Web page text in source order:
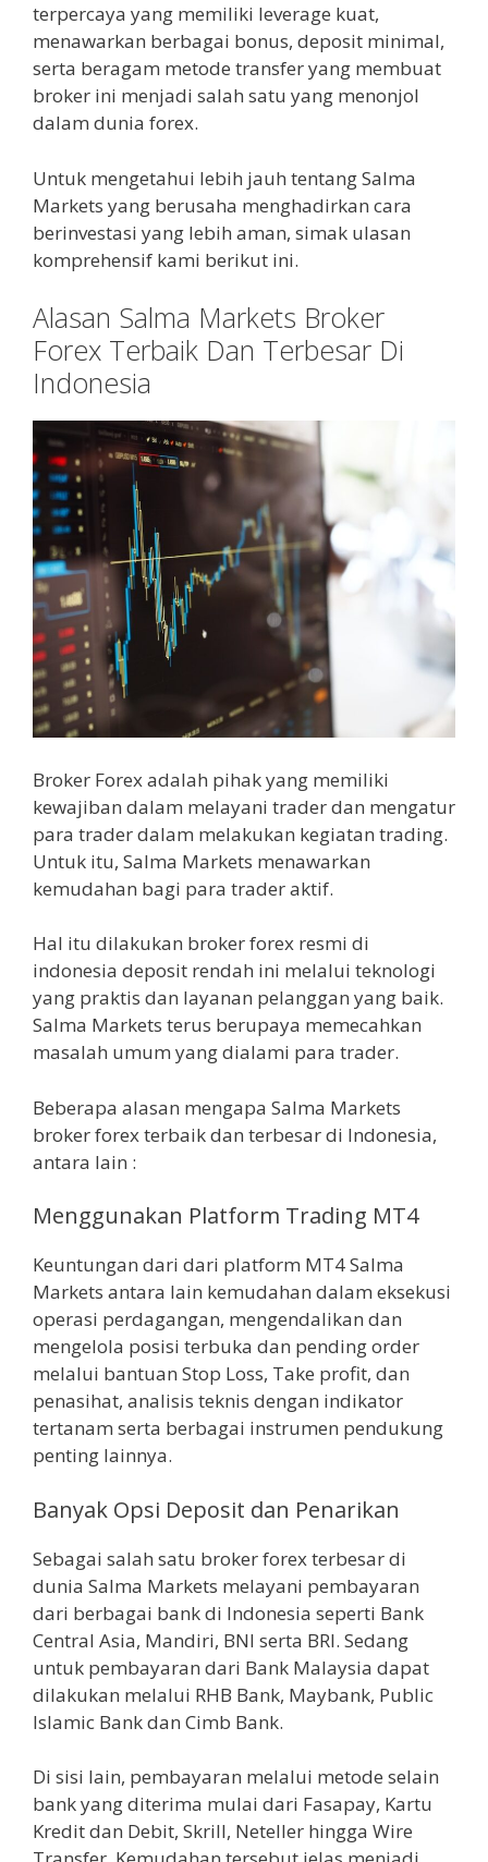
terpercaya yang memiliki leverage kuat,
menawarkan berbagai bonus, deposit minimal,
serta beragam metode transfer yang membuat
broker ini menjadi salah satu yang menonjol
dalam dunia forex.
Untuk mengetahui lebih jauh tentang Salma
Markets yang berusaha menghadirkan cara
berinvestasi yang lebih aman, simak ulasan
komprehensif kami berikut ini.
Alasan Salma Markets Broker
Forex Terbaik Dan Terbesar Di
Indonesia
Broker Forex adalah pihak yang memiliki
kewajiban dalam melayani trader dan mengatur
para trader dalam melakukan kegiatan trading.
Untuk itu, Salma Markets menawarkan
kemudahan bagi para trader aktif.
Hal itu dilakukan broker forex resmi di
indonesia deposit rendah ini melalui teknologi
yang praktis dan layanan pelanggan yang baik.
Salma Markets terus berupaya memecahkan
masalah umum yang dialami para trader.
Beberapa alasan mengapa Salma Markets
broker forex terbaik dan terbesar di Indonesia,
antara lain :
Menggunakan Platform Trading MT4
Keuntungan dari dari platform MT4 Salma
Markets antara lain kemudahan dalam eksekusi
operasi perdagangan, mengendalikan dan
mengelola posisi terbuka dan pending order
melalui bantuan Stop Loss, Take profit, dan
penasihat, analisis teknis dengan indikator
tertanam serta berbagai instrumen pendukung
penting lainnya.
Banyak Opsi Deposit dan Penarikan
Sebagai salah satu broker forex terbesar di
dunia Salma Markets melayani pembayaran
dari berbagai bank di Indonesia seperti Bank
Central Asia, Mandiri, BNI serta BRI. Sedang
untuk pembayaran dari Bank Malaysia dapat
dilakukan melalui RHB Bank, Maybank, Public
Islamic Bank dan Cimb Bank.
Di sisi lain, pembayaran melalui metode selain
bank yang diterima mulai dari Fasapay, Kartu
Kredit dan Debit, Skrill, Neteller hingga Wire